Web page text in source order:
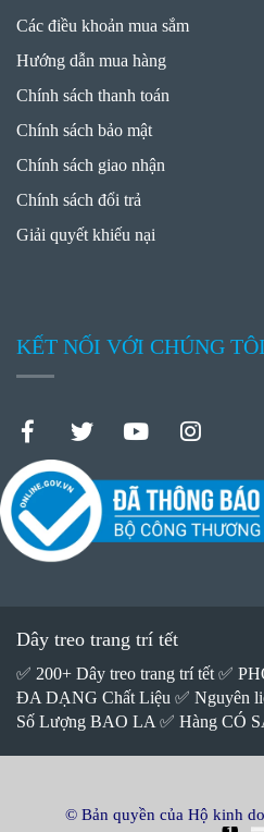
Dây treo trang trí tết
✅ 200+ Dây treo trang trí tết ✅
ĐA DẠNG Chất Liệu ✅ Nguyên
Số Lượng BAO LA ✅ Hàng CÓ
Các điều khoản mua sắm
Hướng dẫn mua hàng
Chính sách thanh toán
Chính sách bảo mật
Chính sách giao nhận
Chính sách đổi trả
Giải quyết khiếu nại
KẾT NỐI VỚI CHÚNG TÔI
© Bản quyền của Hộ kinh